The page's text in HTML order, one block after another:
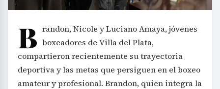
B randon, Nicole y Luciano Amaya, jóvenes
boxeadores de Villa del Plata,
compartieron recientemente su trayectoria
deportiva y las metas que persiguen en el boxeo
amateur y profesional. Brandon, quien integra la